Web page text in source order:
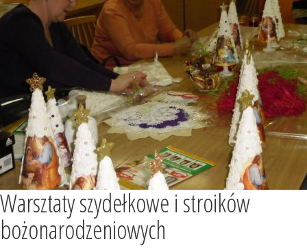
Warsztaty szydełkowe i stroików
bożonarodzeniowych